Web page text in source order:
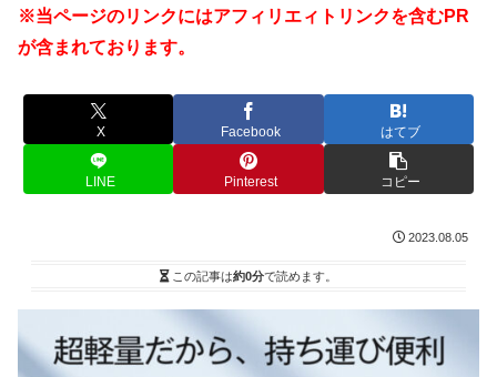
※当ページのリンクにはアフィリエィトリンクを含むPR
が含まれております。
X Facebook はてブ
LINE Pinterest コピー
2023.08.05
この記事は約0分で読めます。